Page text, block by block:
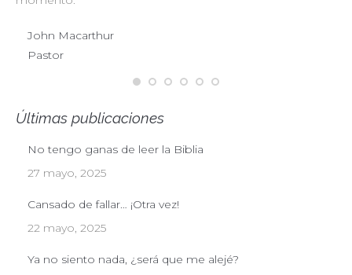
John Macarthur
Pastor
Últimas publicaciones
No tengo ganas de leer la Biblia
27 mayo, 2025
Cansado de fallar… ¡Otra vez!
22 mayo, 2025
Ya no siento nada, ¿será que me alejé?